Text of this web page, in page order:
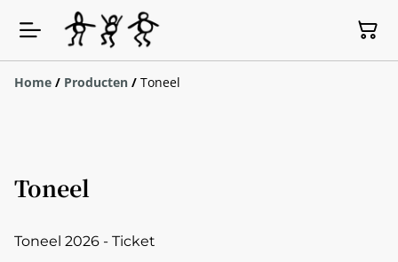
Home / Producten / Toneel
Toneel
Toneel 2026 - Ticket